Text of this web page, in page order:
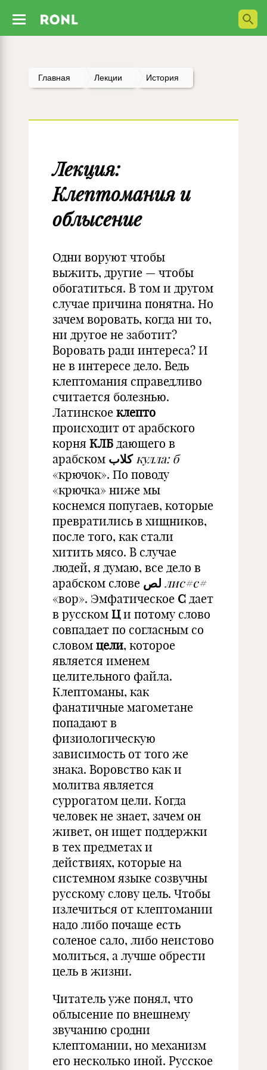
Главная Лекции История
Лекция:
Клептомания и
облысение
Одни воруют чтобы
выжить, другие — чтобы
обогатиться. В том и другом
случае причина понятна. Но
зачем воровать, когда ни то,
ни другое не заботит?
Воровать ради интереса? И
не в интересе дело. Ведь
клептомания справедливо
считается болезнью.
Латинское клепто
происходит от арабского
корня КЛБ дающего в
арабском كلاب кулла: б
«крючок». По поводу
«крючка» ниже мы
коснемся попугаев, которые
превратились в хищников,
после того, как стали
хитить мясо. В случае
людей, я думаю, все дело в
арабском слове لص лис#с#
«вор». Эмфатическое С дает
в русском Ци потому слово
совпадает по согласным со
словом цели, которое
является именем
целительного файла.
Клептоманы, как
фанатичные магометане
попадают в
физиологическую
зависимость от того же
знака. Воровство как и
молитва является
суррогатом цели. Когда
человек не знает, зачем он
живет, он ищет поддержки
в тех предметах и
действиях, которые на
системном языке созвучны
русскому слову цель. Чтобы
излечиться от клептомании
надо либо почаще есть
соленое сало, либо неистово
молиться, а лучше обрести
цель в жизни.
Читатель уже понял, что
облысение по внешнему
звучанию сродни
клептомании, но механизм
его несколько иной. Русское